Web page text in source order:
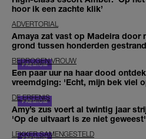
hoor ik een zachte klik’
ADVERTORIAL
Amaya zat vast op Madeira door
grond tussen honderden
BEDROGEN VROUW
Een paar uur na haar dood
vreemdging: 'Echt, mijn bek viel
DE ERFENIS
Amy’s zus voert al twintig jaar
'Op de uitvaart is ze niet geweest'
LEKKER SAMENGESTELD